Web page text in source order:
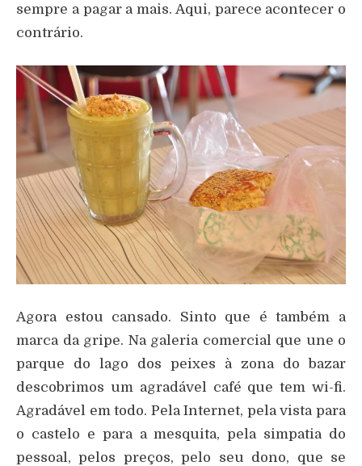
sempre a pagar a mais. Aqui, parece acontecer o
contrário.
Agora estou cansado. Sinto que é também a
marca da gripe. Na galeria comercial que une o
parque do lago dos peixes à zona do bazar
descobrimos um agradável café que tem wi-fi.
Agradável em todo. Pela Internet, pela vista para
o castelo e para a mesquita, pela simpatia do
pessoal, pelos preços, pelo seu dono, que se